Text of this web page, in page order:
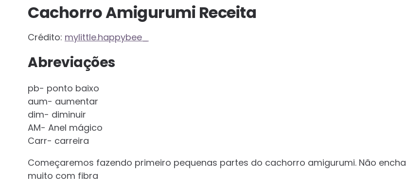
Cachorro Amigurumi Receita
Crédito: mylittle.happybee_
Abreviações
pb- ponto baixo
aum- aumentar
dim- diminuir
AM- Anel mágico
Carr- carreira
Começaremos fazendo primeiro pequenas partes do cachorro amigurumi. Não encha
muito com fibra